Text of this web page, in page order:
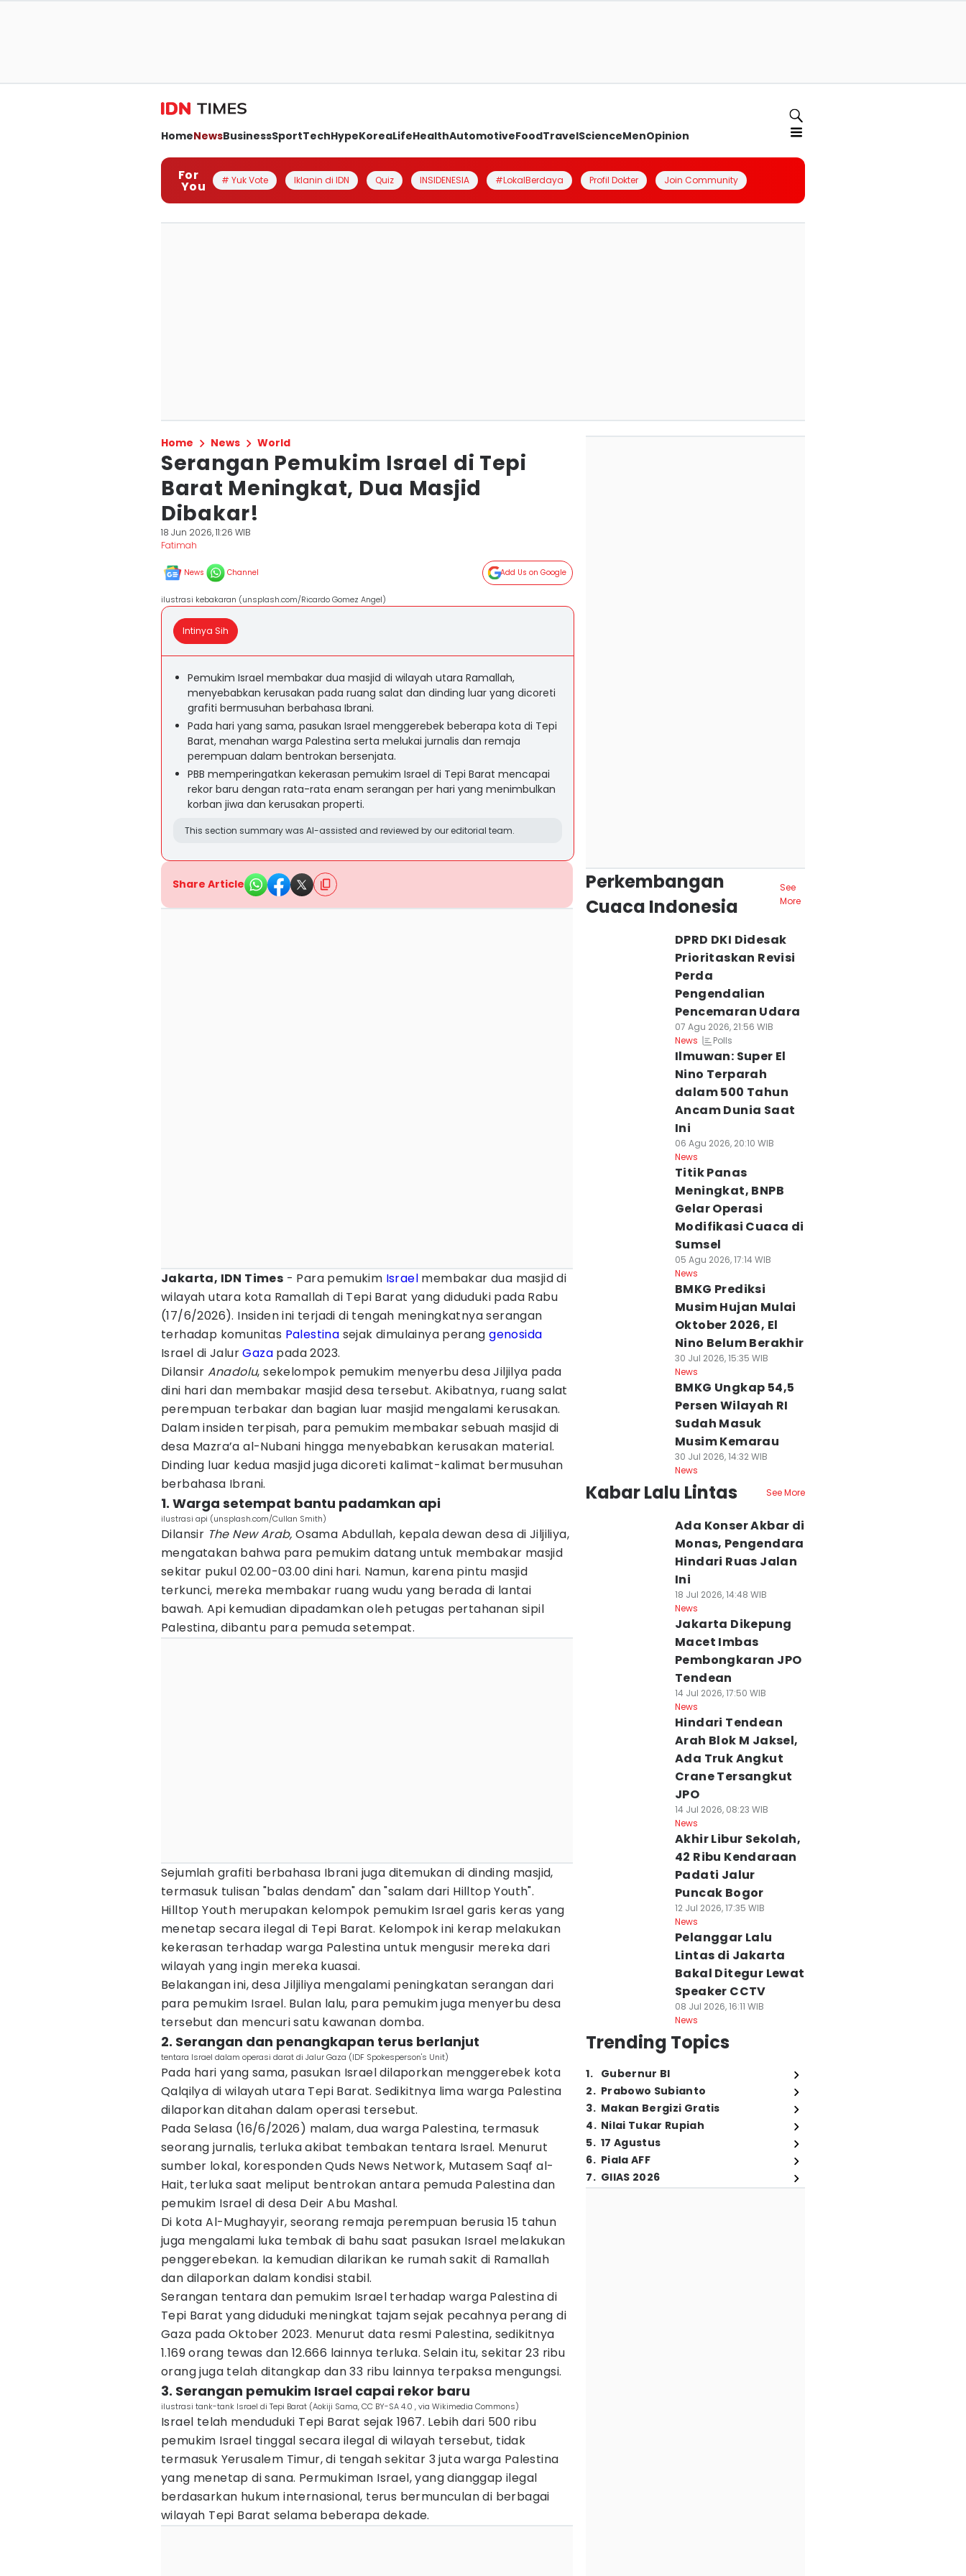
HomeNewsBusinessSportTechHypeKoreaLifeHealthAutomotiveFoodTravelScienceMenOpinion
For
You # Yuk Vote Iklanin di IDN Quiz INSIDENESIA #LokalBerdaya Profil Dokter Join Community
Home News World
Serangan Pemukim Israel di Tepi
Barat Meningkat, Dua Masjid
Dibakar!
18 Jun 2026, 11:26 WIB
Fatimah
News Channel Add Us on Google
ilustrasi kebakaran (unsplash.com/Ricardo Gomez Angel)
Intinya Sih
Pemukim Israel membakar dua masjid di wilayah utara Ramallah,
menyebabkan kerusakan pada ruang salat dan dinding luar yang dicoreti
grafiti bermusuhan berbahasa Ibrani.
Pada hari yang sama, pasukan Israel menggerebek beberapa kota di Tepi
Barat, menahan warga Palestina serta melukai jurnalis dan remaja
perempuan dalam bentrokan bersenjata.
PBB memperingatkan kekerasan pemukim Israel di Tepi Barat mencapai
rekor baru dengan rata-rata enam serangan per hari yang menimbulkan
korban jiwa dan kerusakan properti.
This section summary was AI-assisted and reviewed by our editorial team.
Share Article
Jakarta, IDN Times - Para pemukim Israel membakar dua masjid di
wilayah utara kota Ramallah di Tepi Barat yang diduduki pada Rabu
(17/6/2026). Insiden ini terjadi di tengah meningkatnya serangan
terhadap komunitas Palestina sejak dimulainya peranggenosida
Israel di JalurGaza pada 2023.
Dilansir Anadolu, sekelompok pemukim menyerbu desa Jiljilya pada
dini hari dan membakar masjid desa tersebut. Akibatnya, ruang salat
perempuan terbakar dan bagian luar masjid mengalami kerusakan.
Dalam insiden terpisah, para pemukim membakar sebuah masjid di
desa Mazra’a al-Nubani hingga menyebabkan kerusakan material.
Dinding luar kedua masjid juga dicoreti kalimat-kalimat bermusuhan
berbahasa Ibrani.
1. Warga setempat bantu padamkan api
ilustrasi api (unsplash.com/Cullan Smith)
Dilansir The New Arab, Osama Abdullah, kepala dewan desa di Jiljiliya,
mengatakan bahwa para pemukim datang untuk membakar masjid
sekitar pukul 02.00-03.00 dini hari. Namun, karena pintu masjid
terkunci, mereka membakar ruang wudu yang berada di lantai
bawah. Api kemudian dipadamkan oleh petugas pertahanan sipil
Palestina, dibantu para pemuda setempat.
Sejumlah grafiti berbahasa Ibrani juga ditemukan di dinding masjid,
termasuk tulisan "balas dendam" dan "salam dari Hilltop Youth".
Hilltop Youth merupakan kelompok pemukim Israel garis keras yang
menetap secara ilegal di Tepi Barat. Kelompok ini kerap melakukan
kekerasan terhadap warga Palestina untuk mengusir mereka dari
wilayah yang ingin mereka kuasai.
Belakangan ini, desa Jiljiliya mengalami peningkatan serangan dari
para pemukim Israel. Bulan lalu, para pemukim juga menyerbu desa
tersebut dan mencuri satu kawanan domba.
2. Serangan dan penangkapan terus berlanjut
tentara Israel dalam operasi darat di Jalur Gaza (IDF Spokesperson's Unit)
Pada hari yang sama, pasukan Israel dilaporkan menggerebek kota
Qalqilya di wilayah utara Tepi Barat. Sedikitnya lima warga Palestina
dilaporkan ditahan dalam operasi tersebut.
Pada Selasa (16/6/2026) malam, dua warga Palestina, termasuk
seorang jurnalis, terluka akibat tembakan tentara Israel. Menurut
sumber lokal, koresponden Quds News Network, Mutasem Saqf al-
Hait, terluka saat meliput bentrokan antara pemuda Palestina dan
pemukim Israel di desa Deir Abu Mashal.
Di kota Al-Mughayyir, seorang remaja perempuan berusia 15 tahun
juga mengalami luka tembak di bahu saat pasukan Israel melakukan
penggerebekan. Ia kemudian dilarikan ke rumah sakit di Ramallah
dan dilaporkan dalam kondisi stabil.
Serangan tentara dan pemukim Israel terhadap warga Palestina di
Tepi Barat yang diduduki meningkat tajam sejak pecahnya perang di
Gaza pada Oktober 2023. Menurut data resmi Palestina, sedikitnya
1.169 orang tewas dan 12.666 lainnya terluka. Selain itu, sekitar 23 ribu
orang juga telah ditangkap dan 33 ribu lainnya terpaksa mengungsi.
3. Serangan pemukim Israel capai rekor baru
ilustrasi tank-tank Israel di Tepi Barat (Aokiji Sama, CC BY-SA 4.0 , via Wikimedia Commons)
Israel telah menduduki Tepi Barat sejak 1967. Lebih dari 500 ribu
pemukim Israel tinggal secara ilegal di wilayah tersebut, tidak
termasuk Yerusalem Timur, di tengah sekitar 3 juta warga Palestina
yang menetap di sana. Permukiman Israel, yang dianggap ilegal
berdasarkan hukum internasional, terus bermunculan di berbagai
wilayah Tepi Barat selama beberapa dekade.
Perkembangan
Cuaca Indonesia
See
More
DPRD DKI Didesak
Prioritaskan Revisi
Perda
Pengendalian
Pencemaran Udara
07 Agu 2026, 21:56 WIB
News
Polls
Ilmuwan: Super El
Nino Terparah
dalam 500 Tahun
Ancam Dunia Saat
Ini
06 Agu 2026, 20:10 WIB
News
Titik Panas
Meningkat, BNPB
Gelar Operasi
Modifikasi Cuaca di
Sumsel
05 Agu 2026, 17:14 WIB
News
BMKG Prediksi
Musim Hujan Mulai
Oktober 2026, El
Nino Belum Berakhir
30 Jul 2026, 15:35 WIB
News
BMKG Ungkap 54,5
Persen Wilayah RI
Sudah Masuk
Musim Kemarau
30 Jul 2026, 14:32 WIB
News
Kabar Lalu Lintas See More
Ada Konser Akbar di
Monas, Pengendara
Hindari Ruas Jalan
Ini
18 Jul 2026, 14:48 WIB
News
Jakarta Dikepung
Macet Imbas
Pembongkaran JPO
Tendean
14 Jul 2026, 17:50 WIB
News
Hindari Tendean
Arah Blok M Jaksel,
Ada Truk Angkut
Crane Tersangkut
JPO
14 Jul 2026, 08:23 WIB
News
Akhir Libur Sekolah,
42 Ribu Kendaraan
Padati Jalur
Puncak Bogor
12 Jul 2026, 17:35 WIB
News
Pelanggar Lalu
Lintas di Jakarta
Bakal Ditegur Lewat
Speaker CCTV
08 Jul 2026, 16:11 WIB
News
Trending Topics
1. Gubernur BI
2. Prabowo Subianto
3. Makan Bergizi Gratis
4. Nilai Tukar Rupiah
5. 17 Agustus
6. Piala AFF
7. GIIAS 2026